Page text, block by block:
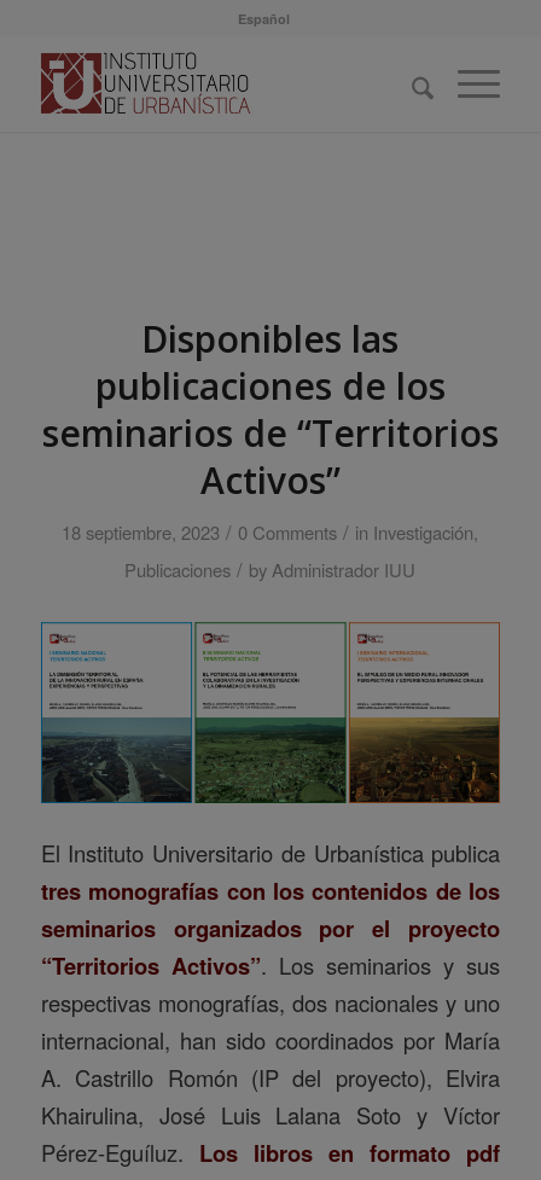
Español
Disponibles las
publicaciones de los
seminarios de “Territorios
Activos”
18 septiembre, 2023 / 0 Comments / in Investigación,
Publicaciones / by Administrador IUU
El Instituto Universitario de Urbanística publica
tres monografías con los contenidos de los
seminarios organizados por el proyecto
“Territorios Activos”. Los seminarios y sus
respectivas monografías, dos nacionales y uno
internacional, han sido coordinados por María
A. Castrillo Romón (IP del proyecto), Elvira
Khairulina, José Luis Lalana Soto y Víctor
Pérez-Eguíluz. Los libros en formato pdf